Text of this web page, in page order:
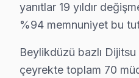
Doğru teşhis ve kalıcı
Teknisyen
• Beylikdüzü'de fabrika
• Dijital teşhis ekipmanı
yanıtlar 19 yıldır
%94 memnuniyet bu
Beylikdüzü bazlı Dijitsu
çeyrekte toplam 70